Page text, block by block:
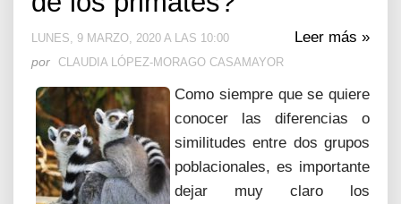
Leer más »
LUNES, 9 MARZO, 2020 A LAS 10:00
por CLAUDIA LÓPEZ-MORAGO CASAMAYOR
Como siempre que se quiere
conocer las diferencias o
similitudes entre dos grupos
poblacionales, es importante
dejar muy claro los